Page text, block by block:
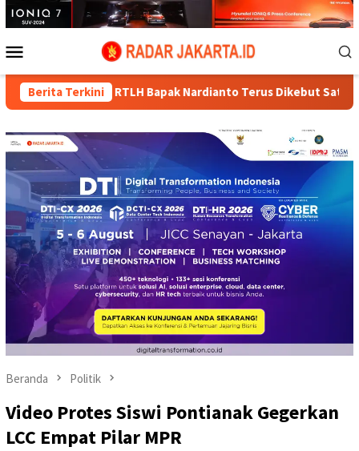
Loncat
ke
Mobile
Berita Terkini
Bapak Nardianto Terus Dikebut Satgas TMMD Ke-129
Beranda Politik
Video Protes Siswi Pontianak Gegerkan
LCC Empat Pilar MPR